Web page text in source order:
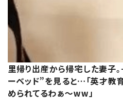
里帰り出産から帰宅した妻子
ーベッド”を見ると…「英才教
められてるわぁ～ww」